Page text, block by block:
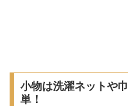
小物は洗濯ネットや
単！